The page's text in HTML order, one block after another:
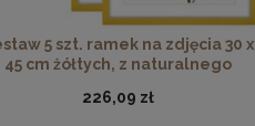
5 szt. ramek na zdjęcia 30 x
45 cm żółtych, z naturalnego
226,09 zł